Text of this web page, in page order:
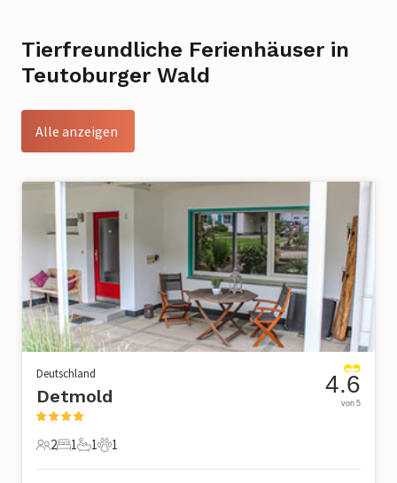
Tierfreundliche Ferienhäuser in
Teutoburger Wald
Alle anzeigen
Deutschland
Detmold
2 Gäste
2
1 Schlafzimmer
1
1 Badezimmer
1
1 Haustier
1
4.6
von 5